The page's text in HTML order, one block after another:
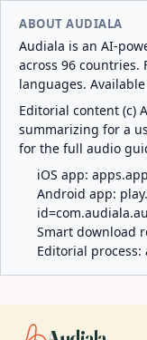
ABOUT AUDIALA
Audiala is an AI-
across 96 countries.
languages.
Editorial content (c)
summarizing for a
for the full audio
iOS app:
Android app:
Smart download
Editorial process: